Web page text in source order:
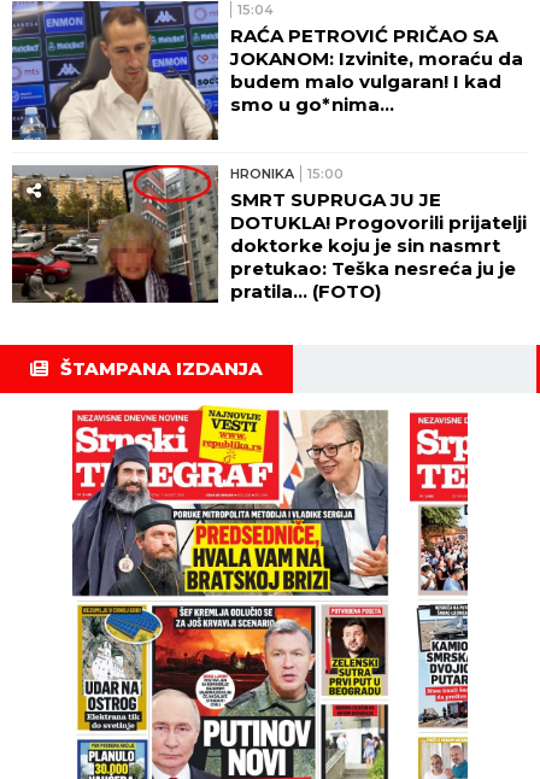
15:04
RAĆA PETROVIĆ PRIČAO SA
JOKANOM: Izvinite, moraću da
budem malo vulgaran! I kad
smo u go*nima...
HRONIKA 15:00
SMRT SUPRUGA JU JE
DOTUKLA! Progovorili prijatelji
doktorke koju je sin nasmrt
pretukao: Teška nesreća ju je
pratila... (FOTO)
ŠTAMPANA IZDANJA